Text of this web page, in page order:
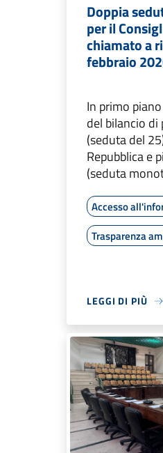
Doppia
per il
chiamato a
febbraio
In primo
del bilancio di
(seduta del
Repubblica e
(seduta
Accesso
Trasparenza
LEGGI DI PIÙ